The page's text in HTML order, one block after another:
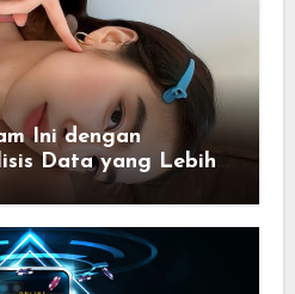
Ini dengan
Data yang Lebih